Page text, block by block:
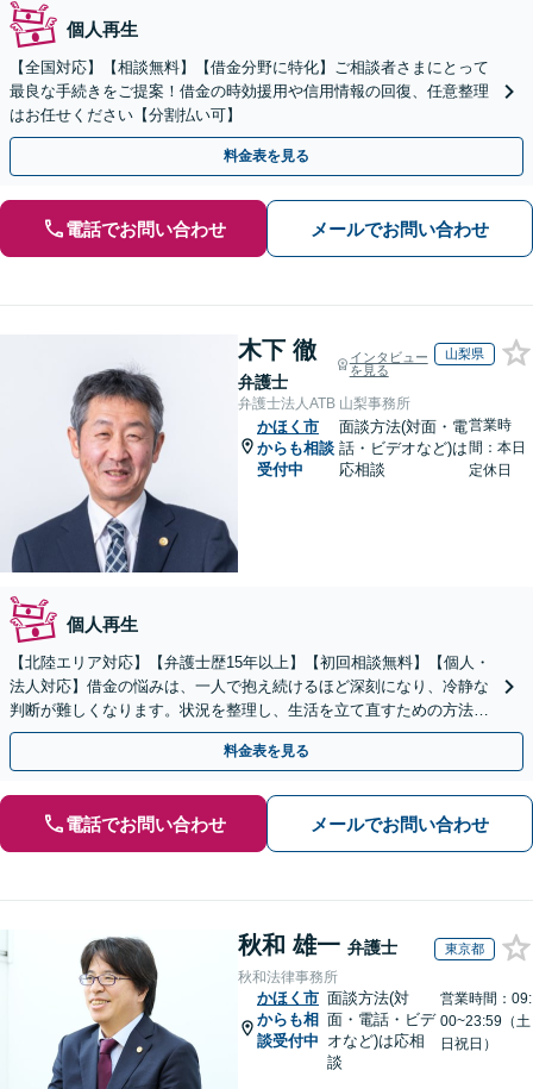
個人再生
【全国対応】【相談無料】【借金分野に特化】ご相談者さまにとって
最良な手続きをご提案！借金の時効援用や信用情報の回復、任意整理
はお任せください【分割払い可】
料金表を見る
電話でお問い合わせ メールでお問い合わせ
木下 徹
弁護士
インタビュー
を見る
山梨県
弁護士法人ATB 山梨事務所
かほく市
からも相談
受付中
面談方法(対面・電
話・ビデオなど)は
応相談
営業時
間：本日
定休日
個人再生
【北陸エリア対応】【弁護士歴15年以上】【初回相談無料】【個人・
法人対応】借金の悩みは、一人で抱え続けるほど深刻になり、冷静な
判断が難しくなります。状況を整理し、生活を立て直すための方法は
あります。まずは当事務所へ、一度ご相談ください。
料金表を見る
電話でお問い合わせ メールでお問い合わせ
秋和 雄一 弁護士 東京都
秋和法律事務所
かほく市
からも相
談受付中
面談方法(対
面・電話・ビデ
オなど)は応相
談
営業時間：09:
00~23:59（土
日祝日）